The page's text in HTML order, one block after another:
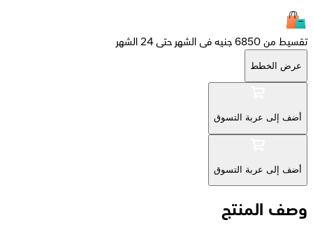
تقسيط من 6850 جنيه فى الشهر حتى 24 الشهر
عرض الخطط
أضف إلى عربة التسوق
أضف إلى عربة التسوق
وصف المنتج